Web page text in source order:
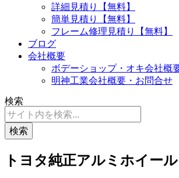
詳細見積り【無料】
簡単見積り【無料】
フレーム修理見積り【無料】
ブログ
会社概要
ボデーショップ・オキ会社概
明神工業会社概要・お問合せ
検索
検索
トヨタ純正アルミホイー